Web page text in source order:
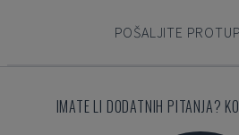
POŠALJITE
IMATE LI DODATNIH PITANJA?